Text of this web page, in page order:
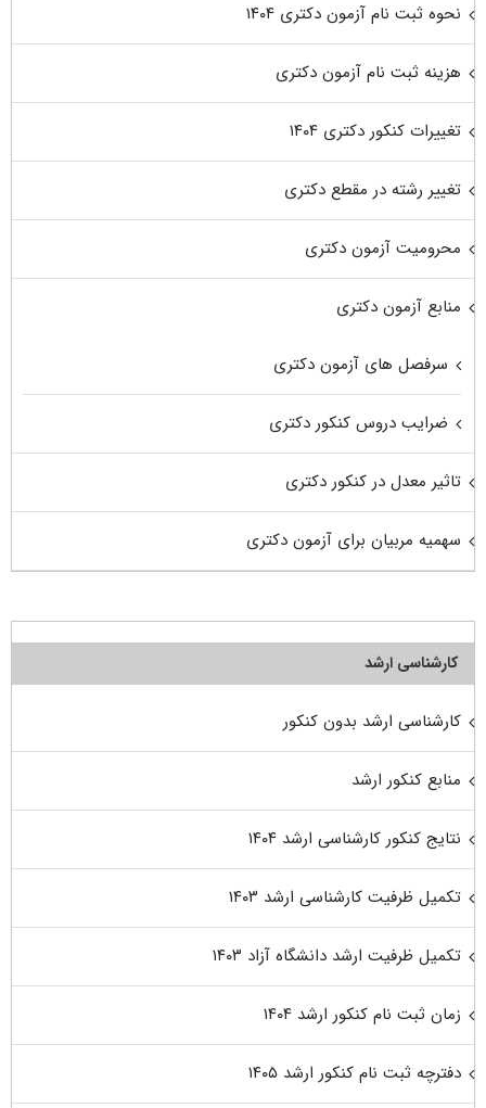
نحوه ثبت نام آزمون دکتری ۱۴۰۴
هزینه ثبت نام آزمون دکتری
تغییرات کنکور دکتری ۱۴۰۴
تغییر رشته در مقطع دکتری
محرومیت آزمون دکتری
منابع آزمون دکتری
سرفصل های آزمون دکتری
ضرایب دروس کنکور دکتری
تاثیر معدل در کنکور دکتری
سهمیه مربیان برای آزمون دکتری
کارشناسی ارشد
کارشناسی ارشد بدون کنکور
منابع کنکور ارشد
نتایج کنکور کارشناسی ارشد ۱۴۰۴
تکمیل ظرفیت کارشناسی ارشد ۱۴۰۳
تکمیل ظرفیت ارشد دانشگاه آزاد ۱۴۰۳
زمان ثبت نام کنکور ارشد ۱۴۰۴
دفترچه ثبت نام کنکور ارشد ۱۴۰۵